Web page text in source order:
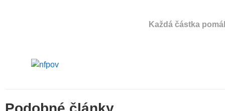
Každá částka